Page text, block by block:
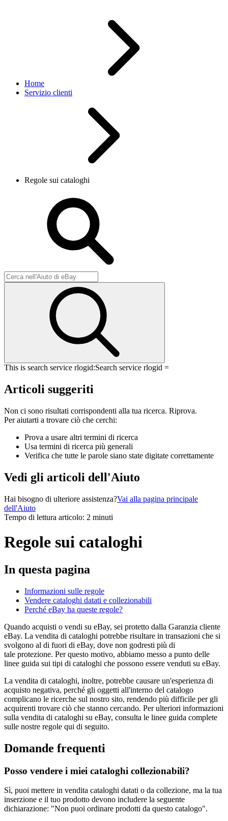
Home
Servizio clienti
Regole sui cataloghi
This is search service rlogid:Search service rlogid =
Articoli suggeriti
Non ci sono risultati corrispondenti alla tua ricerca. Riprova.
Per aiutarti a trovare ciò che cerchi:
Prova a usare altri termini di ricerca
Usa termini di ricerca più generali
Verifica che tutte le parole siano state digitate correttamente
Vedi gli articoli dell'Aiuto
Hai bisogno di ulteriore assistenza?Vai alla pagina principale
dell'Aiuto
Tempo di lettura articolo: 2 minuti
Regole sui cataloghi
In questa pagina
Informazioni sulle regole
Vendere cataloghi datati e collezionabili
Perché eBay ha queste regole?
Quando acquisti o vendi su eBay, sei protetto dalla Garanzia cliente
eBay. La vendita di cataloghi potrebbe risultare in transazioni che si
svolgono al di fuori di eBay, dove non godresti più di
tale protezione. Per questo motivo, abbiamo messo a punto delle
linee guida sui tipi di cataloghi che possono essere venduti su eBay.
La vendita di cataloghi, inoltre, potrebbe causare un'esperienza di
acquisto negativa, perché gli oggetti all'interno del catalogo
complicano le ricerche sul nostro sito, rendendo più difficile per gli
acquirenti trovare ciò che stanno cercando. Per ulteriori informazioni
sulla vendita di cataloghi su eBay, consulta le linee guida complete
sulle nostre regole qui di seguito.
Domande frequenti
Posso vendere i miei cataloghi collezionabili?
Sì, puoi mettere in vendita cataloghi datati o da collezione, ma la tua
inserzione e il tuo prodotto devono includere la seguente
dichiarazione: "Non puoi ordinare prodotti da questo catalogo".